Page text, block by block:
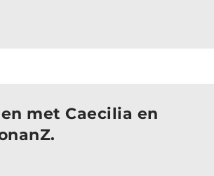
met Caecilia en